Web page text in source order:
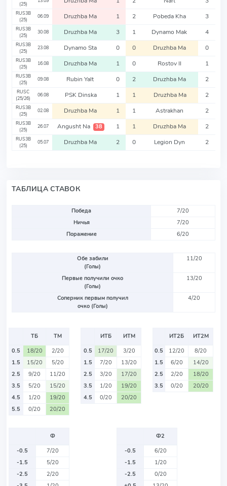
(25)
RUS3B
(25)
06.09 Druzhba Ma 1 2 Pobeda Kha 3
RUS3B
(25)
30.08 Druzhba Ma 3 1 Dynamo Mak 4
RUS3B
(25)
23.08 Dynamo Sta 0 0 Druzhba Ma 0
RUS3B
(25)
16.08 Druzhba Ma 1 0 Rostov II 1
RUS3B
(25)
09.08 Rubin Yalt 0 2 Druzhba Ma 2
RUSC
(25/26)
06.08 PSK Dinska 1 1 Druzhba Ma 2
RUS3B
(25)
02.08 Druzhba Ma 1 1 Astrakhan 2
RUS3B
(25)
26.07 Angusht Na 38 1 1 Druzhba Ma 2
RUS3B
(25)
05.07 Druzhba Ma 2 0 Legion Dyn 2
ТАБЛИЦА СТАВОК
Победа
7/20
Ничья
7/20
Поражение
6/20
Обе забили
(Голы)
11/20
Первые получили очко
(Голы)
13/20
Соперник первым получил
очко (Голы)
4/20
ТБ
ТМ
0.5
18/20
2/20
1.5
15/20
5/20
2.5
9/20
11/20
3.5
5/20
15/20
4.5
1/20
19/20
5.5
0/20 20/20
ИТБ
ИТМ
0.5
17/20
3/20
1.5
7/20
13/20
2.5
3/20
17/20
3.5
1/20
19/20
4.5
0/20 20/20
ИТ2Б
ИТ2М
0.5
12/20
8/20
1.5
6/20
14/20
2.5
2/20
18/20
3.5
0/20 20/20
Ф
-0.5
7/20
-1.5
5/20
-2.5
2/20
Ф2
-0.5
6/20
-1.5
1/20
-2.5
0/20